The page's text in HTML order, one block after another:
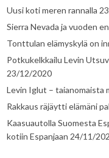
Uusi koti meren rannalla
Sierra Nevada ja vuoden
Tonttulan elämyskylä on
Potkukelkkailu Levin
23/12/2020
Levin Iglut – taianomaista
Rakkaus räjäytti elämäni
Kaasuautolla Suomesta
kotiin Espanjaan 24/11/